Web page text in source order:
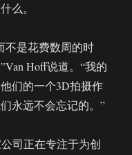
么。
不是花费数周的时
Hoff说道。“我的
们的一个3D拍摄作
永远不会忘记的。”
司正在专注于为创